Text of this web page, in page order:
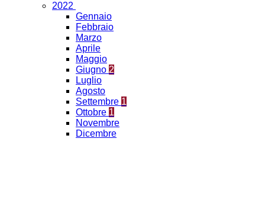
2022
Gennaio
Febbraio
Marzo
Aprile
Maggio
Giugno 2
Luglio
Agosto
Settembre 1
Ottobre 1
Novembre
Dicembre